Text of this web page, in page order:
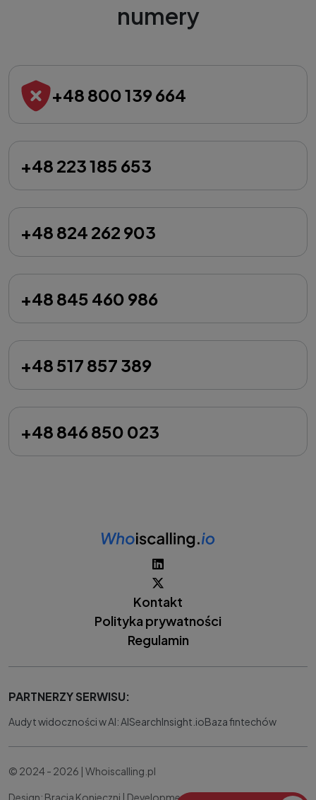
numery
+48 800 139 664
+48 223 185 653
+48 824 262 903
+48 845 460 986
+48 517 857 389
+48 846 850 023
Kontakt
Polityka prywatności
Regulamin
PARTNERZY SERWISU:
Audyt widoczności w AI: AISearchInsight.ioBaza fintechów
© 2024 - 2026 | Whoiscalling.pl
Design: Bracia Konieczni | Development: